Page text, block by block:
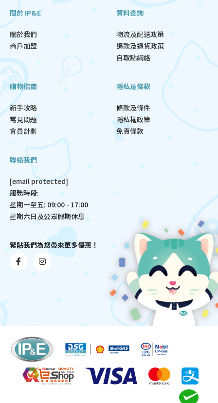
關於 IP&E
關於我們
商戶加盟
資料查詢
物流及配送政策
退款及退貨政策
自取點網絡
購物指南
新手攻略
常見問題
會員計劃
隱私及條款
條款及條件
隱私權政策
免責條款
聯絡我們
[email protected]
服務時段:
星期一至五: 09:00 - 17:00
星期六日及公眾假期休息
緊貼我們為您帶來更多優惠！